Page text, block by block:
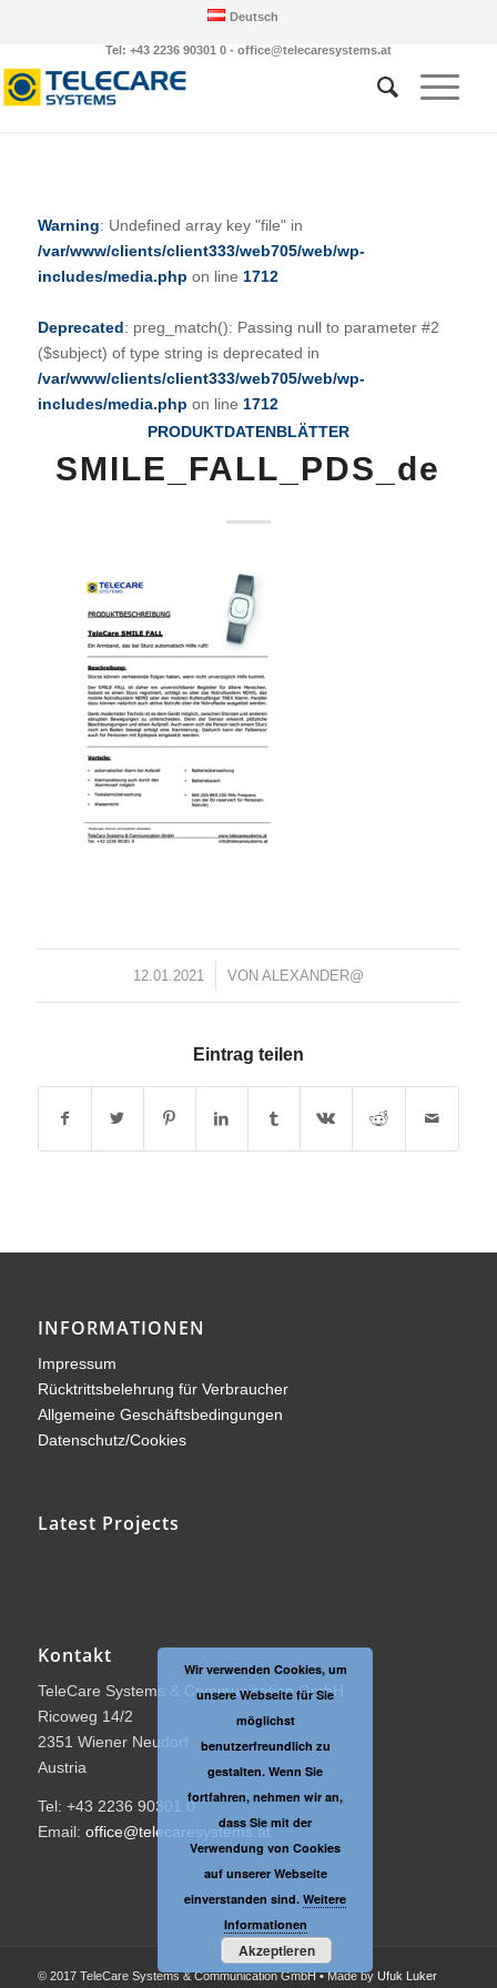
Deutsch
Tel: +43 2236 90301 0 - office@telecaresystems.at
Warning: Undefined array key "file" in
/var/www/clients/client333/web705/web/wp-
includes/media.php on line 1712
Deprecated: preg_match(): Passing null to parameter #2
($subject) of type string is deprecated in
/var/www/clients/client333/web705/web/wp-
includes/media.php on line 1712
PRODUKTDATENBLÄTTER
SMILE_FALL_PDS_de
12.01.2021
/ VON ALEXANDER@
Eintrag teilen
INFORMATIONEN
Impressum
Rücktrittsbelehrung für Verbraucher
Allgemeine Geschäftsbedingungen
Datenschutz/Cookies
Latest Projects
Kontakt
TeleCare Systems & Communication GmbH
Ricoweg 14/2
2351 Wiener Neudorf
Austria
Tel: +43 2236 90301 0
Email: office@telecaresystems.at
© 2017 TeleCare Systems & Communication GmbH • Made by Ufuk Luker
Wir verwenden Cookies, um
unsere Webseite für Sie
möglichst
benutzerfreundlich zu
gestalten. Wenn Sie
fortfahren, nehmen wir an,
dass Sie mit der
Verwendung von Cookies
auf unserer Webseite
einverstanden sind. Weitere
Informationen
Akzeptieren